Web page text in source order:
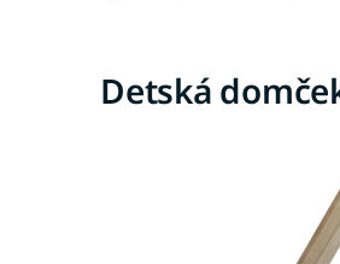
Detská